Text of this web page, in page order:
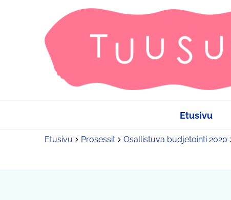
Etusivu
Etusivu Prosessit Osallistuva budjetointi 2020